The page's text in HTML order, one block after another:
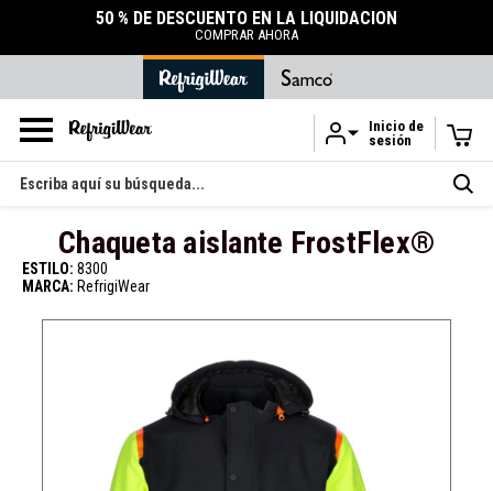
Ir al contenido principal
50 % DE DESCUENTO EN LA LIQUIDACIÓN
COMPRAR AHORA
Inicio de
sesión
Buscar
en
Chaqueta aislante FrostFlex®
ESTILO: 8300
MARCA: RefrigiWear